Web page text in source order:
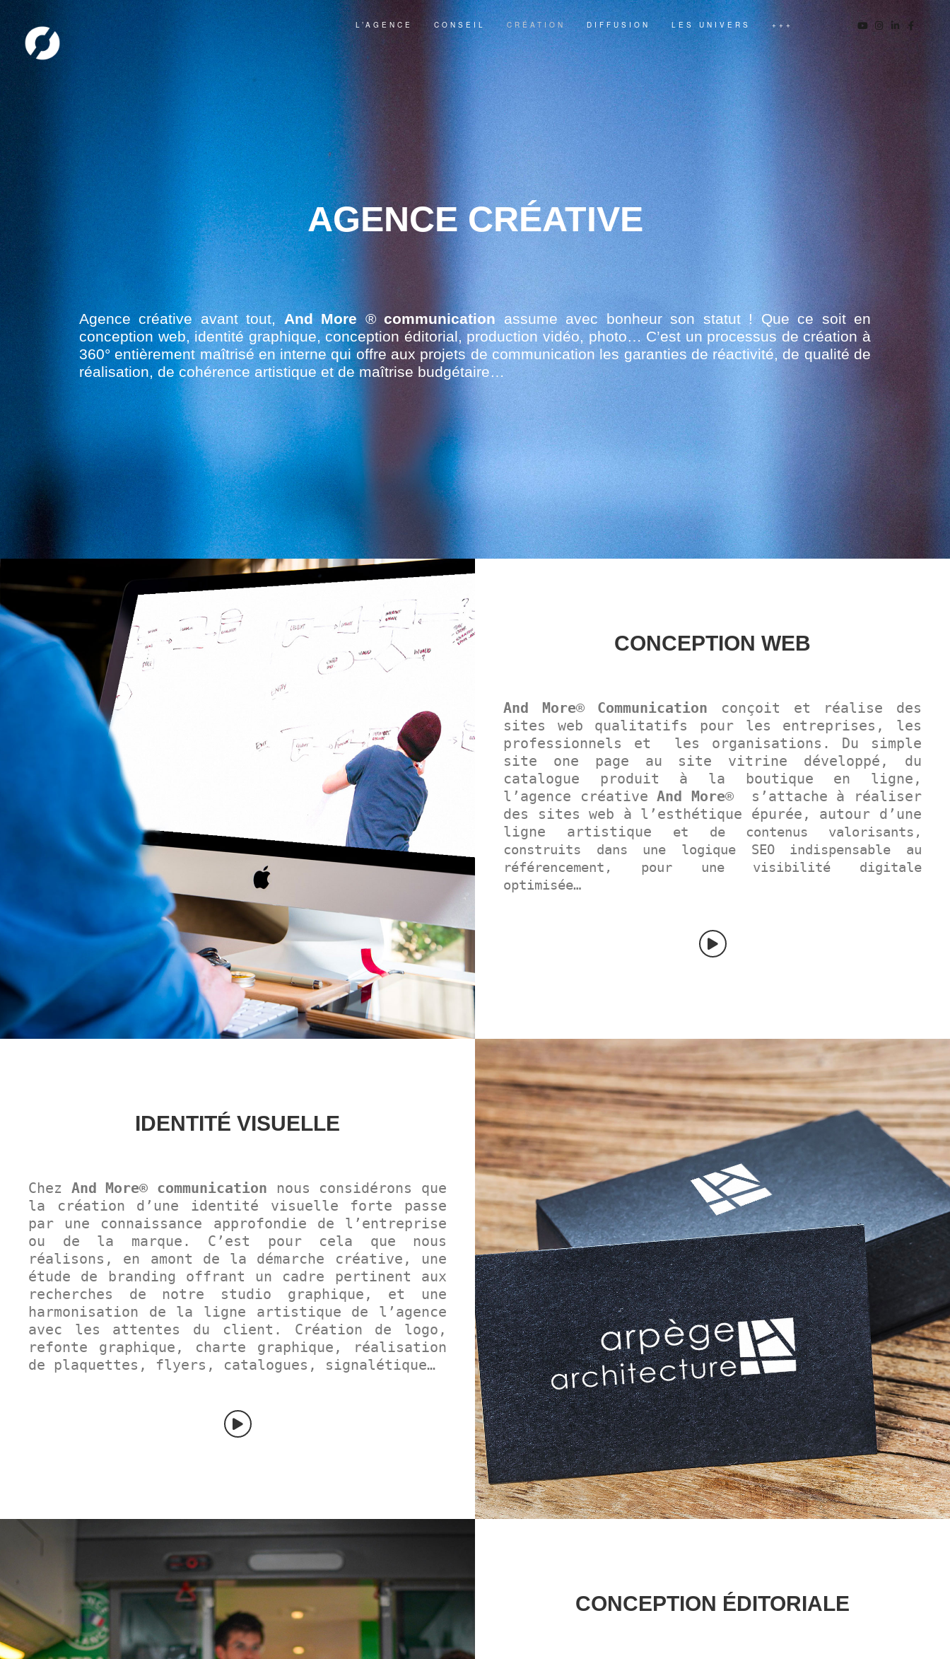
L’AGENCE CONSEIL CRÉATION DIFFUSION LES UNIVERS +++
AGENCE CRÉATIVE
Agence créative avant tout, And More ®communication assume avec bonheur son statut ! Que ce soit en
conception web, identité graphique, conception éditorial, production vidéo, photo… C’est un processus de création à
360° entièrement maîtrisé en internequi offre aux projets de communication les garanties de réactivité, de qualité de
réalisation, de cohérence artistique et de maîtrise budgétaire…
CONCEPTION WEB
And More® Communication conçoit et réalise des
sites web qualitatifs pour les entreprises, les
professionnels et les organisations. Du simple
site one page au site vitrine développé, du
catalogue produit à la boutique en ligne,
l’agence créativeAnd More® s’attache à réaliser
des sites web à l’esthétique épurée, autour d’une
ligne artistique et de contenus valorisants,
construits dans une logique SEO indispensable au
référencement, pour une visibilité digitale
optimisée…
IDENTITÉ VISUELLE
Chez And More® communication nous considérons que
la création d’une identité visuelle forte passe
par une connaissance approfondie de l’entreprise
ou de la marque. C’est pour cela que nous
réalisons, en amont de la démarche créative, une
étude de branding offrant un cadre pertinent aux
recherches de notre studio graphique, et une
harmonisation de la ligne artistique de l’agence
avec les attentes du client. Création de logo,
refonte graphique, charte graphique, réalisation
de plaquettes, flyers, catalogues, signalétique…
CONCEPTION ÉDITORIALE